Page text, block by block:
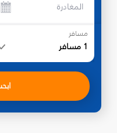
المغادرة
مسافر
1 مسافر